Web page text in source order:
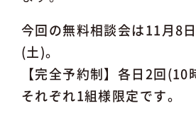
今回の無料相談会は11月8
(土)。
【完全予約制】各日2回(10
それぞれ1組様限定です。